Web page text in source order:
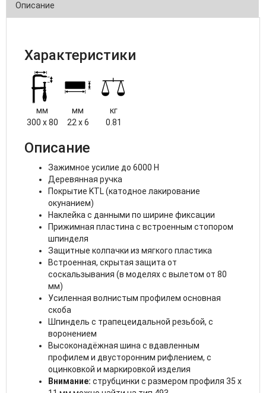
Описание
Характеристики
мм мм
кг
300 x 80
22 x 6 0.81
Описание
Зажимное усилие до 6000 Н
Деревянная ручка
Покрытие KTL (катодное лакирование
окунанием)
Наклейка с данными по ширине фиксации
Прижимная пластина с встроенным стопором
шпинделя
Защитные колпачки из мягкого пластика
Встроенная, скрытая защита от
соскальзывания (в моделях с вылетом от 80
мм)
Усиленная волнистым профилем основная
скоба
Шпиндель с трапецеидальной резьбой, с
воронением
Высоконадёжная шина с вдавленным
профилем и двусторонним рифлением, с
оцинковкой и маркировкой изделия
Внимание: струбцинки с размером профиля 35 x